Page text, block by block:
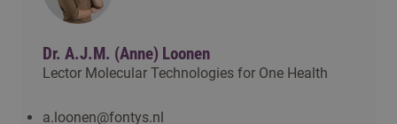
Dr. A.J.M. (Anne) Loonen
Lector Molecular Technologies for One Health
a.loonen@fontys.nl